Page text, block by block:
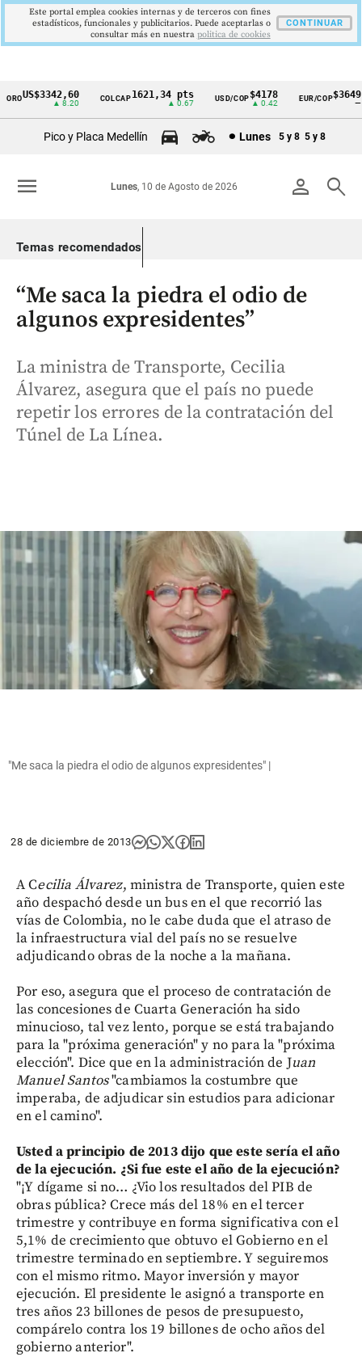
Cintillo
Colombia
US$3342,60
▲ 8.20
COLCAP 1621,34 pts
▲ 0.67
USD/COP$4178
▲ 0.42
EUR/COP $3649
Pico y Placa Medellín Lunes 5 y 8 5 y 8
person search
Lunes, 10 de Agosto de 2026
menu
Temas recomendados
“Me saca la piedra el odio de
algunos expresidentes”
La ministra de Transporte, Cecilia
Álvarez, asegura que el país no puede
repetir los errores de la contratación del
Túnel de La Línea.
"Me saca la piedra el odio de algunos expresidentes" |
28 de diciembre de 2013
A Cecilia Álvarez, ministra de Transporte, quien este
año despachó desde un bus en el que recorrió las
vías de Colombia, no le cabe duda que el atraso de
la infraestructura vial del país no se resuelve
adjudicando obras de la noche a la mañana.
Por eso, asegura que el proceso de contratación de
las concesiones de Cuarta Generación ha sido
minucioso, tal vez lento, porque se está trabajando
para la "próxima generación" y no para la "próxima
elección". Dice que en la administración de Juan
Manuel Santos"cambiamos la costumbre que
imperaba, de adjudicar sin estudios para adicionar
en el camino".
Usted a principio de 2013 dijo que este sería el año
de la ejecución. ¿Si fue este el año de la ejecución?
"¡Y dígame si no… ¿Vio los resultados del PIB de
obras pública? Crece más del 18% en el tercer
trimestre y contribuye en forma significativa con el
5,1% de crecimiento que obtuvo el Gobierno en el
trimestre terminado en septiembre. Y seguiremos
con el mismo ritmo. Mayor inversión y mayor
ejecución. El presidente le asignó a transporte en
tres años 23 billones de pesos de presupuesto,
compárelo contra los 19 billones de ocho años del
gobierno anterior".
Este portal emplea cookies internas y de terceros con fines
estadísticos, funcionales y publicitarios. Puede aceptarlas o
consultar más en nuestra politica de cookies
CONTINUAR